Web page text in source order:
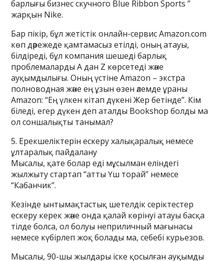
барлығы бизнес скучного Blue Ribbon Sports ”
жарқын Nike.
Бар пікір, бұл жетістік онлайн-сервис Amazon.com
көп дәрежеде қамтамасыз етілді, оның атауы,
білдіреді, бұл компания шешеді барлық
проблемаларды A дан Z көрсетеді және
ауқымдылығы. Оның үстіне Amazon – экстра
полноводная және ең ұзын өзен әлемде ұраны
Amazon: “Ең үлкен кітап дүкені Жер бетінде”. Кім
біледі, егер дүкен деп аталды Bookshop болды ма
ол соншалықты танымал?
5. Ерекшеліктерін ескеру халықаралық немесе
ұлтаралық пайдалану
Мысалы, қате болар еді мұсылман еліндегі
жылжыту стартап “атты Үш торай” немесе
“Кабанчик”.
Кезінде ынтымақтастық шетелдік серіктестер
ескеру керек және онда қалай көрінуі атауы басқа
тілде болса, ол болуы неприличный мағынасы
немесе күбірлеп жоқ болады ма, себебі курьезов.
Мысалы, 90-шы жылдары іске қосылған ауқымды